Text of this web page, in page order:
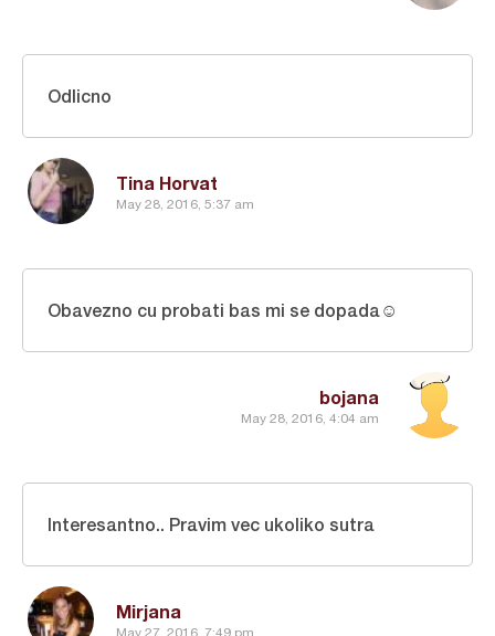
Tina Horvat
May 28, 2016, 5:37 am
Odlicno
bojana
May 28, 2016, 4:04 am
Obavezno cu probati bas mi se dopada☺
Mirjana
May 27, 2016, 7:49 pm
Interesantno.. Pravim vec ukoliko sutra